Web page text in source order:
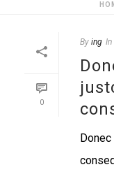
0
By ing In